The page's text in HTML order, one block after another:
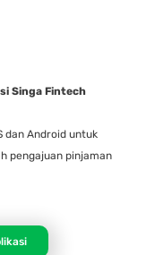
Singa Fintech
dan Android untuk
pengajuan pinjaman